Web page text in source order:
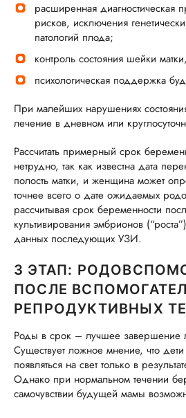
расширенная диагностическая
рисков, исключения
патологий плода;
контроль состояния шейки
психологическая поддержка
При малейших нарушениях
лечение в дневном или
Рассчитать примерный срок
нетрудно, так как известна дата
полость матки, и женщина может
точнее всего о дате ожидаемых
рассчитывая срок беременности
культивирования эмбрионов
данных последующих УЗИ.
3 ЭТАП:
ПОСЛЕ
РЕПРОДУКТИВНЫХ
Роды в срок – лучшее завершение
Существует ложное мнение, что
появляться на свет только в
Однако при нормальном течении
самочувствии будущей мамы